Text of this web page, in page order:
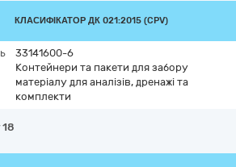
КЛАСИФІКАТОР ДК 021:2015 (CPV)
33141600-6
Контейнери та пакети для забору
матеріалу для аналізів, дренажі та
комплекти